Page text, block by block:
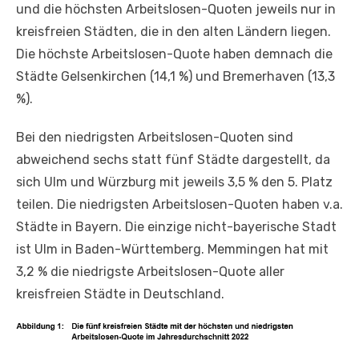
und die höchsten Arbeitslosen-Quoten jeweils nur in
kreisfreien Städten, die in den alten Ländern liegen.
Die höchste Arbeitslosen-Quote haben demnach die
Städte Gelsenkirchen (14,1 %) und Bremerhaven (13,3
%).
Bei den niedrigsten Arbeitslosen-Quoten sind
abweichend sechs statt fünf Städte dargestellt, da
sich Ulm und Würzburg mit jeweils 3,5 % den 5. Platz
teilen. Die niedrigsten Arbeitslosen-Quoten haben v.a.
Städte in Bayern. Die einzige nicht-bayerische Stadt
ist Ulm in Baden-Württemberg. Memmingen hat mit
3,2 % die niedrigste Arbeitslosen-Quote aller
kreisfreien Städte in Deutschland.